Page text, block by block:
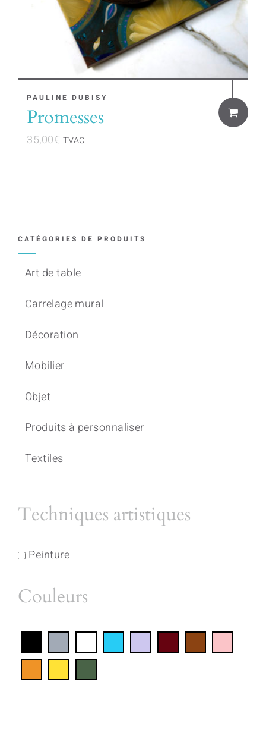
PAULINE DUBISY
Promesses
35,00€ TVAC
CATÉGORIES DE PRODUITS
Art de table
Carrelage mural
Décoration
Mobilier
Objet
Produits à personnaliser
Textiles
Techniques artistiques
Peinture
Couleurs